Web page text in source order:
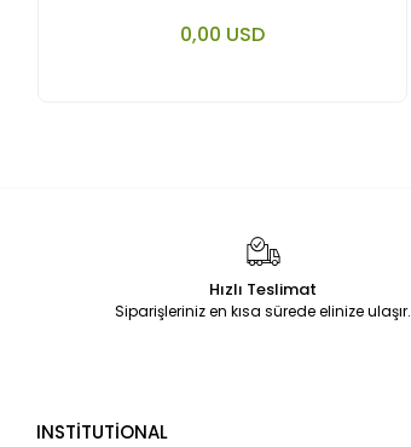
0,00 USD
Hızlı Teslimat
Siparişleriniz en kısa sürede elinize ulaşır.
INSTİTUTİONAL